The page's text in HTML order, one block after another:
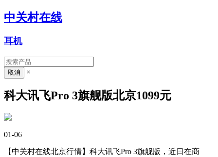
中关村在线
耳机
×
科大讯飞Pro 3旗舰版北京1099元
01-06
【中关村在线北京行情】科大讯飞Pro 3旗舰版，近日在商